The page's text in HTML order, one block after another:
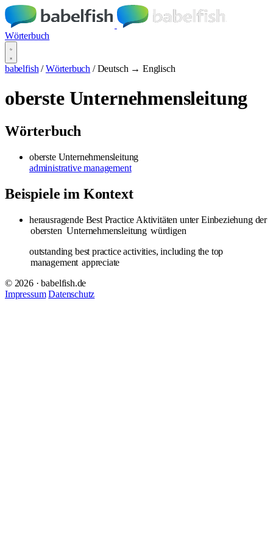
Wörterbuch
babelfish / Wörterbuch / Deutsch → Englisch
oberste Unternehmensleitung
Wörterbuch
oberste Unternehmensleitung
administrative management
Beispiele im Kontext
herausragende Best Practice Aktivitäten unter Einbeziehung der
obersten Unternehmensleitung würdigen
outstanding best practice activities, including the top
management appreciate
© 2026 · babelfish.de
Impressum Datenschutz